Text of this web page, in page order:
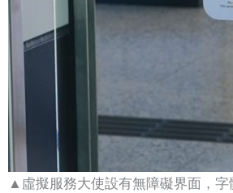
▲虛擬服務大使設有無障礙界面，字